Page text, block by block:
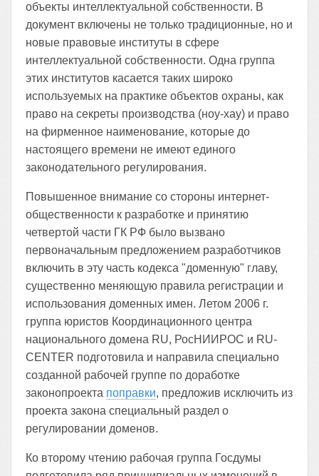
объекты интеллектуальной собственности. В
документ включены не только традиционные, но и
новые правовые институты в сфере
интеллектуальной собственности. Одна группа
этих институтов касается таких широко
используемых на практике объектов охраны, как
право на секреты производства (ноу-хау) и право
на фирменное наименование, которые до
настоящего времени не имеют единого
законодательного регулирования.
Повышенное внимание со стороны интернет-
общественности к разработке и принятию
четвертой части ГК РФ было вызвано
первоначальным предложением разработчиков
включить в эту часть кодекса "доменную" главу,
существенно меняющую правила регистрации и
использования доменных имен. Летом 2006 г.
группа юристов Координационного центра
национального домена RU, РосНИИРОС и RU-
CENTER подготовила и направила специально
созданной рабочей группе по доработке
законопроекта поправки, предложив исключить из
проекта закона специальный раздел о
регулировании доменов.
Ко второму чтению рабочая группа Госдумы